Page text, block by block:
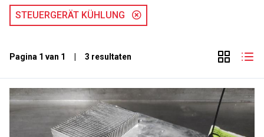
STEUERGERÄT KÜHLUNG
Pagina 1 van 1 | 3 resultaten